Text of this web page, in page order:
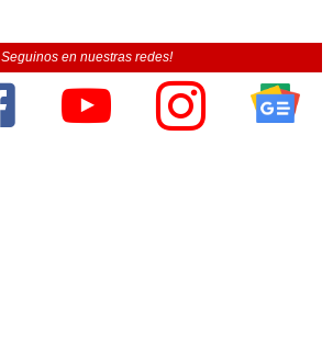
Seguinos en nuestras redes!